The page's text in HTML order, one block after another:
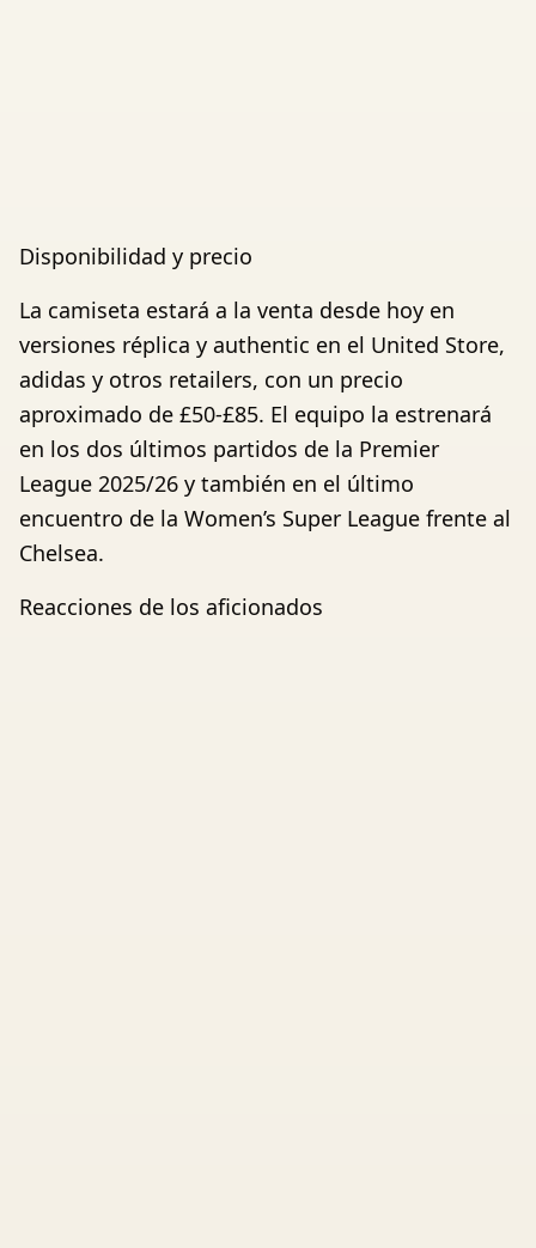
Disponibilidad y precio
La camiseta estará a la venta desde hoy en
versiones réplica y authentic en el United Store,
adidas y otros retailers, con un precio
aproximado de £50-£85. El equipo la estrenará
en los dos últimos partidos de la Premier
League 2025/26 y también en el último
encuentro de la Women’s Super League frente al
Chelsea.
Reacciones de los aficionados